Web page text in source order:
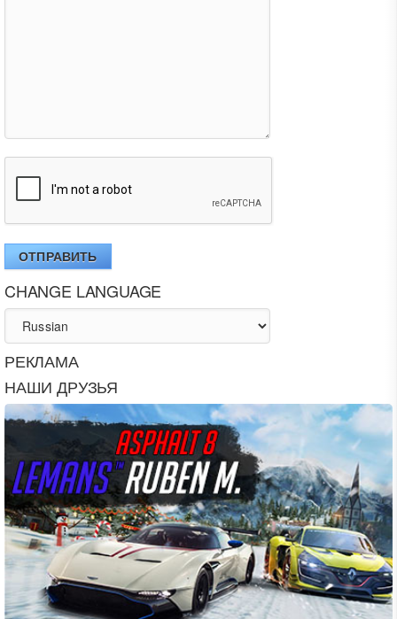
ОТПРАВИТЬ
CHANGE LANGUAGE
РЕКЛАМА
НАШИ ДРУЗЬЯ